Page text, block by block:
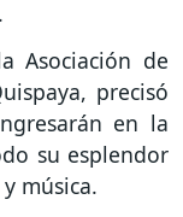
Asociación de
precisó
en la
su esplendor
música.